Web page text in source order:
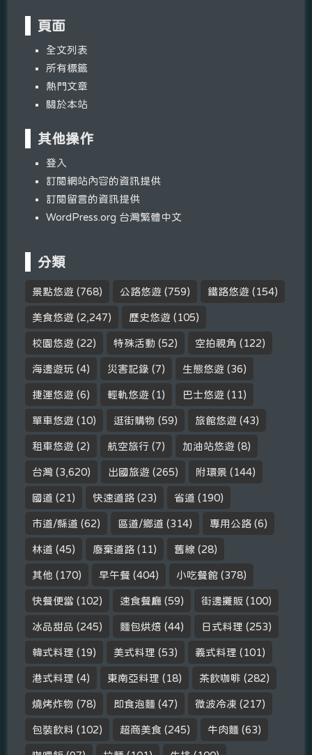
頁面
全文列表
所有標籤
熱門文章
關於本站
其他操作
登入
訂閱網站內容的資訊提供
訂閱留言的資訊提供
WordPress.org 台灣繁體中文
分類
景點悠遊 (768) 公路悠遊 (759) 鐵路悠遊 (154)
美食悠遊 (2,247) 歷史悠遊 (105)
校園悠遊 (22) 特殊活動 (52) 空拍視角 (122)
海邊遊玩 (4) 災害記錄 (7) 生態悠遊 (36)
捷運悠遊 (6) 輕軌悠遊 (1) 巴士悠遊 (11)
單車悠遊 (10) 逛街購物 (59) 旅館悠遊 (43)
租車悠遊 (2) 航空旅行 (7) 加油站悠遊 (8)
台灣 (3,620) 出國旅遊 (265) 附環景 (144)
國道 (21) 快速道路 (23) 省道 (190)
市道/縣道 (62) 區道/鄉道 (314) 專用公路 (6)
林道 (45) 廢棄道路 (11) 舊線 (28)
其他 (170) 早午餐 (404) 小吃餐館 (378)
快餐便當 (102) 速食餐廳 (59) 街邊攤販 (100)
冰品甜品 (245) 麵包烘焙 (44) 日式料理 (253)
韓式料理 (19) 美式料理 (53) 義式料理 (101)
港式料理 (4) 東南亞料理 (18) 茶飲咖啡 (282)
燒烤炸物 (78) 即食泡麵 (47) 微波冷凍 (217)
包裝飲料 (102) 超商美食 (245) 牛肉麵 (63)